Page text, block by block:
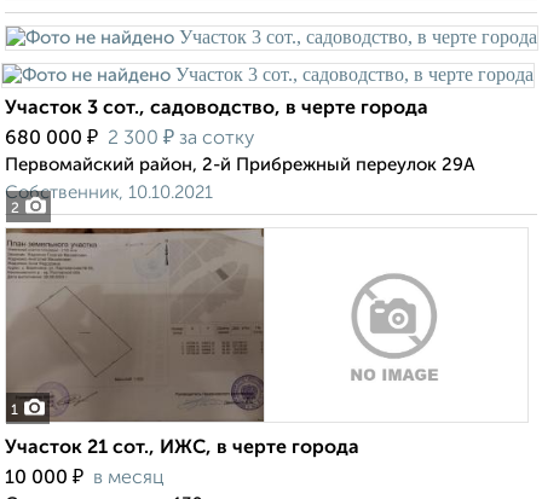
2
Участок 3 сот., садоводство, в черте города
680 000 ₽ 2 300 ₽ за сотку
Первомайский район, 2-й Прибрежный переулок 29А
Собственник, 10.10.2021
1
Участок 21 сот., ИЖС, в черте города
10 000 ₽ в месяц